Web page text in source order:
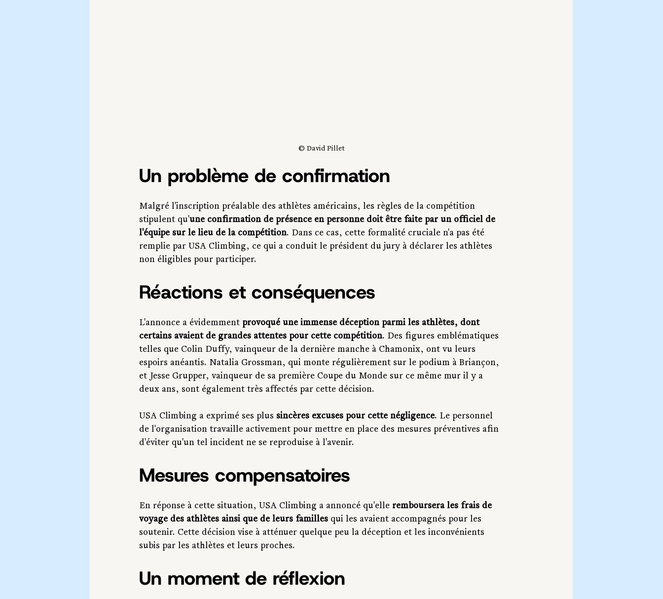
© David Pillet
Un problème de confirmation
Malgré l'inscription préalable des athlètes américains, les règles de la compétition
stipulent qu'une confirmation de présence en personne doit être faite par un officiel de
l'équipe sur le lieu de la compétition. Dans ce cas, cette formalité cruciale n'a pas été
remplie par USA Climbing, ce qui a conduit le président du jury à déclarer les athlètes
non éligibles pour participer.
Réactions et conséquences
L'annonce a évidemment provoqué une immense déception parmi les athlètes, dont
certains avaient de grandes attentes pour cette compétition. Des figures emblématiques
telles que Colin Duffy, vainqueur de la dernière manche à Chamonix, ont vu leurs
espoirs anéantis. Natalia Grossman, qui monte régulièrement sur le podium à Briançon,
et Jesse Grupper, vainqueur de sa première Coupe du Monde sur ce même mur il y a
deux ans, sont également très affectés par cette décision.
USA Climbing a exprimé ses plus sincères excuses pour cette négligence. Le personnel
de l'organisation travaille activement pour mettre en place des mesures préventives afin
d'éviter qu'un tel incident ne se reproduise à l'avenir.
Mesures compensatoires
En réponse à cette situation, USA Climbing a annoncé qu'elle remboursera les frais de
voyage des athlètes ainsi que de leurs familles qui les avaient accompagnés pour les
soutenir. Cette décision vise à atténuer quelque peu la déception et les inconvénients
subis par les athlètes et leurs proches.
Un moment de réflexion